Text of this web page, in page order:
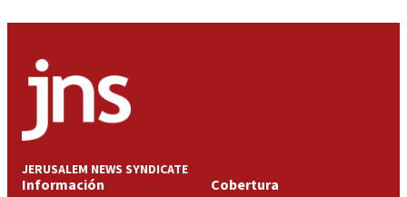
JERUSALEM NEWS SYNDICATE
Información Cobertura